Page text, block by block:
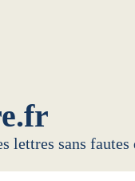
lettres sans